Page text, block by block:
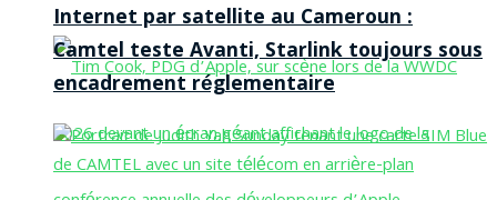
Internet par satellite au Cameroun :
Camtel teste Avanti, Starlink toujours sous
encadrement réglementaire